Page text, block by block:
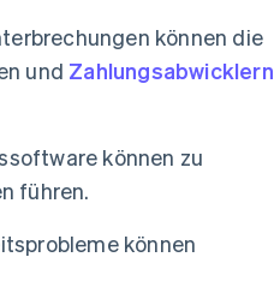
können die
und Zahlungsabwicklern
können zu
führen.
können